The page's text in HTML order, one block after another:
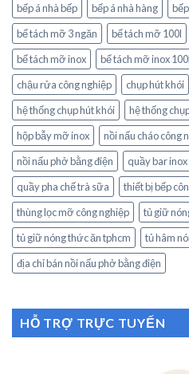
bếp á nhà bếp bếp á nhà hàng
bể tách mỡ 3 ngăn
bể tách mỡ 100l
bể tách mỡ inox
bể tách mỡ inox 100l
chậu rửa công nghiệp
chụp hút khói
hệ thống chụp hút khói
hệ thống
hộp bẫy mỡ inox
nồi nấu cháo công
nồi nấu phở bằng điện
quầy bar inox
quầy pha chế trà sữa
thiết bị bếp
thùng lọc mỡ công nghiệp
tủ giữ
tủ giữ nóng thức ăn tphcm
tủ hâm
địa chỉ bán nồi nấu phở bằng điện
HỖ TRỢ TRỰC TUYẾN